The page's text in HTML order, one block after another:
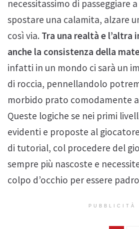
necessitassimo di passeggiare
spostare una calamita, alzare
così via. Tra una realtà e l’altra
anche la consistenza della
infatti in un mondo ci sarà un
di roccia, pennellandolo
morbido prato comodamente
Queste logiche se nei primi
evidenti e proposte al
di tutorial, col procedere del
sempre più nascoste e
colpo d’occhio per essere
PUBBLICITÀ